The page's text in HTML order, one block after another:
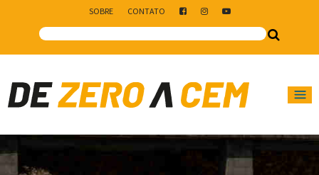
SOBRE CONTATO
Main Navigation